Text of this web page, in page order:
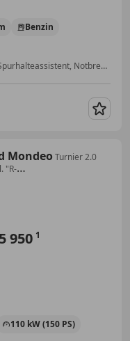
Benzin
Einparkhilfe Rückfahrkamera, Sportsitze, Spurhalteassistent, Notbremsassistent, Dachreling, ABS, Alufelgen, Induktionsladen für Smartphones
Mondeo Turnier 2.0
"R-
950 1
110 kW (150 PS)